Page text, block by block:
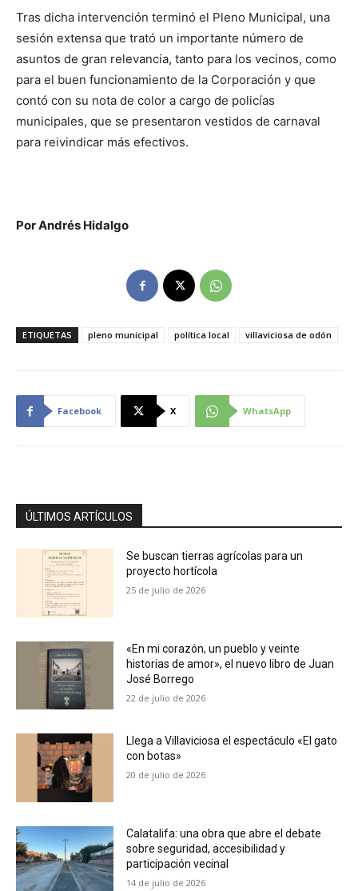
Tras dicha intervención terminó el Pleno Municipal, una
sesión extensa que trató un importante número de
asuntos de gran relevancia, tanto para los vecinos, como
para el buen funcionamiento de la Corporación y que
contó con su nota de color a cargo de policías
municipales, que se presentaron vestidos de carnaval
para reivindicar más efectivos.
Por Andrés Hidalgo
ETIQUETAS pleno municipal política local villaviciosa de odón
Facebook X WhatsApp
ÚLTIMOS ARTÍCULOS
Se buscan tierras agrícolas para un
proyecto hortícola
25 de julio de 2026
«En mi corazón, un pueblo y veinte
historias de amor», el nuevo libro de Juan
José Borrego
22 de julio de 2026
Llega a Villaviciosa el espectáculo «El gato
con botas»
20 de julio de 2026
Calatalifa: una obra que abre el debate
sobre seguridad, accesibilidad y
participación vecinal
14 de julio de 2026